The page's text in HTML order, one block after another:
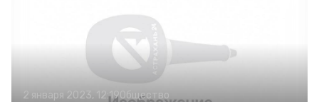
2 января 2023, 12:19Общество